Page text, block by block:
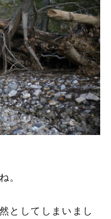
。
としてしまいまし